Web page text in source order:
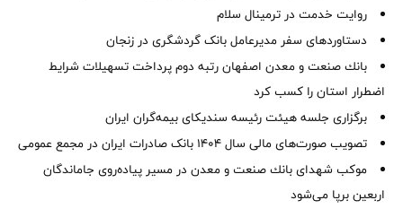
روایت خدمت در ترمینال سلام
دستاوردهای سفر مدیرعامل بانک گردشگری در زنجان
بانك صنعت و معدن اصفهان رتبه دوم پرداخت تسهیلات شرایط
اضطرار استان را كسب كرد
برگزاری جلسه هیئت رئیسه سندیکای بیمه‌گران ایران
تصویب صورت‌های مالی سال ۱۴۰۴ بانک صادرات ایران در مجمع عمومی
موكب شهدای بانك صنعت و معدن در مسیر پیاده‌روی جاماندگان
اربعین برپا می‌شود